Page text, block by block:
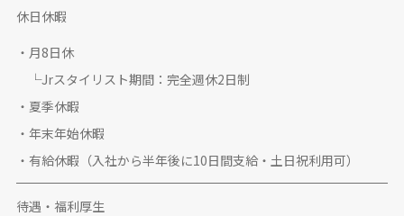
休日休暇
・月8日休
└Jrスタイリスト期間：完全週休2日制
・夏季休暇
・年末年始休暇
・有給休暇（入社から半年後に10日間支給・土日祝利用可）
待遇・福利厚生